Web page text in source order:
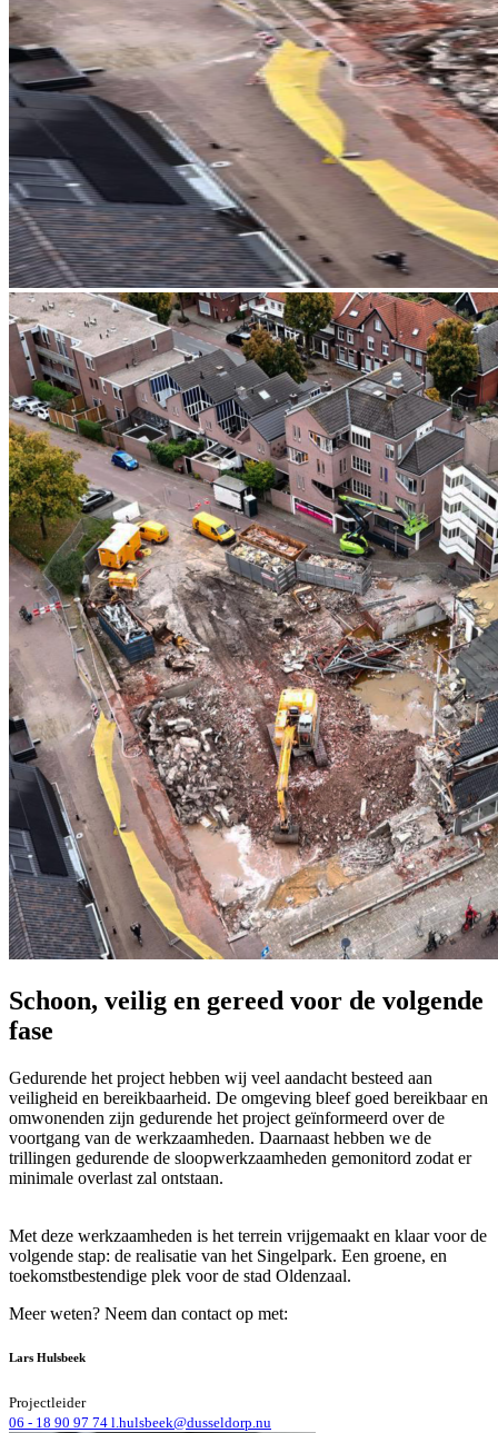
Schoon, veilig en gereed voor de volgende
fase
Gedurende het project hebben wij veel aandacht besteed aan
veiligheid en bereikbaarheid. De omgeving bleef goed bereikbaar en
omwonenden zijn gedurende het project geïnformeerd over de
voortgang van de werkzaamheden. Daarnaast hebben we de
trillingen gedurende de sloopwerkzaamheden gemonitord zodat er
minimale overlast zal ontstaan.
Met deze werkzaamheden is het terrein vrijgemaakt en klaar voor de
volgende stap: de realisatie van het Singelpark. Een groene, en
toekomstbestendige plek voor de stad Oldenzaal.
Meer weten? Neem dan contact op met:
Lars Hulsbeek
Projectleider
06 - 18 90 97 74 l.hulsbeek@dusseldorp.nu